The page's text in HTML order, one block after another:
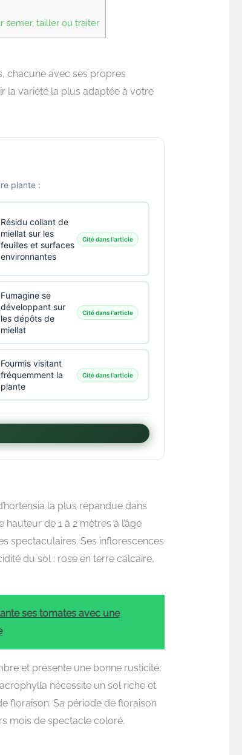
semer, tailler ou traiter
chacune avec ses propres
la variété la plus adaptée à votre
plante :
Résidu collant de
miellat sur les
feuilles et surfaces
environnantes
Cité dans l'article
Fumagine se
développant sur
les dépôts de
miellat
Cité dans l'article
Fourmis visitant
fréquemment la
plante
Cité dans l'article
la plus répandue dans
de 1 à 2 mètres à l’âge
spectaculaires. Ses inflorescences
du sol : rose en terre calcaire,
ses tomates avec une
et présente une bonne rusticité,
nécessite un sol riche et
floraison. Sa période de floraison
mois de spectacle coloré.